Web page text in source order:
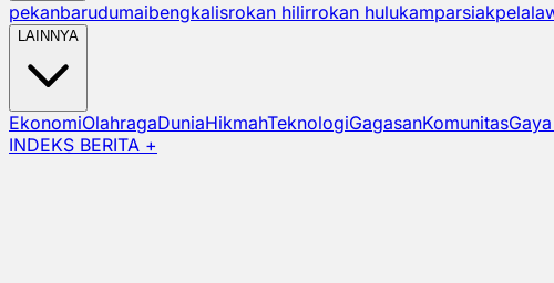
pekanbarudumaibengkalisrokan hilirrokan hulukamparsiak
LAINNYA
EkonomiOlahragaDuniaHikmahTeknologiGagasanKomunitas
INDEKS BERITA +